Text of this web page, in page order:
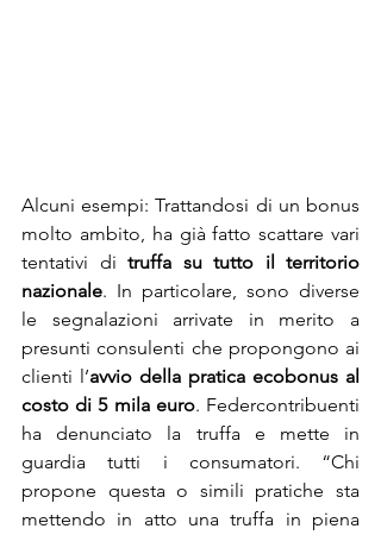
Alcuni esempi: Trattandosi di un bonus
molto ambito, ha già fatto scattare vari
tentativi di truffa su tutto il territorio
nazionale. In particolare, sono diverse
le segnalazioni arrivate in merito a
presunti consulenti che propongono ai
clienti l’avvio della pratica ecobonus al
costo di 5 mila euro. Federcontribuenti
ha denunciato la truffa e mette in
guardia tutti i consumatori. “Chi
propone questa o simili pratiche sta
mettendo in atto una truffa in piena